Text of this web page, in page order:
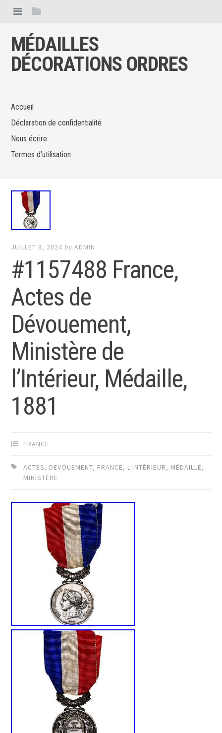
MÉDAILLES
DÉCORATIONS ORDRES
Accueil
Déclaration de confidentialité
Nous écrire
Termes d’utilisation
JUILLET 8, 2024 byADMIN
#1157488 France,
Actes de
Dévouement,
Ministère de
l’Intérieur, Médaille,
1881
FRANCE
ACTES, DEVOUEMENT, FRANCE, L'INTÉRIEUR, MÉDAILLE,
MINISTÈRE